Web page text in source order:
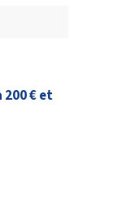
€ et